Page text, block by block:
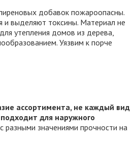
добавок пожароопасны.
и выделяют токсины. Материал не
утепления домов из дерева,
Уязвим к порче
ассортимента, не каждый вид
для наружного
разными значениями прочности на